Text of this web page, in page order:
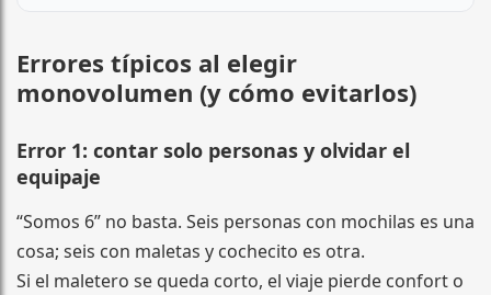
Errores típicos al elegir
monovolumen (y cómo evitarlos)
Error 1: contar solo personas y olvidar el
equipaje
“Somos 6” no basta. Seis personas con mochilas es una
cosa; seis con maletas y cochecito es otra.
Si el maletero se queda corto, el viaje pierde confort o